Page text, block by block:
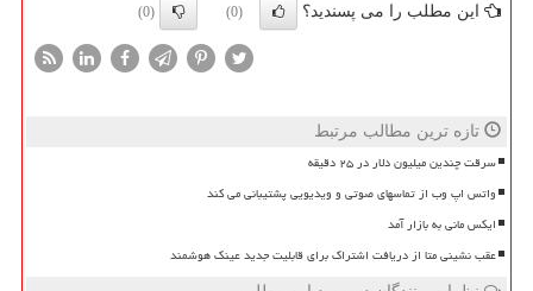
این مطلب را می پسندید؟ (0)
(0)
تازه ترین مطالب مرتبط
سرقت چندین میلیون دلار در ۲۵ دقیقه
واتس اپ وب از تماسهای صوتی و ویدیویی پشتیبانی می کند
ایکس مانی به بازار آمد
عقب نشینی متا از دریافت اشتراک برای قابلیت جدید عینک هوشمند